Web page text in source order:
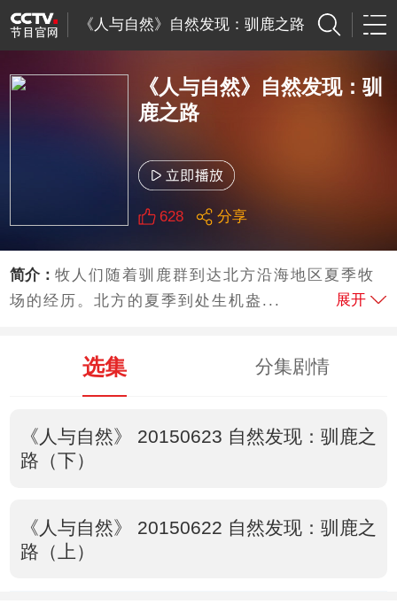
《人与自然》自然发现：驯鹿之路
《人与自然》自然发现：驯
鹿之路
628 分享
简介：牧人们随着驯鹿群到达北方沿海地区夏季牧
场的经历。北方的夏季到处生机盎...
展开
选集 分集剧情
《人与自然》 20150623 自然发现：驯鹿之
路（下）
《人与自然》 20150622 自然发现：驯鹿之
路（上）